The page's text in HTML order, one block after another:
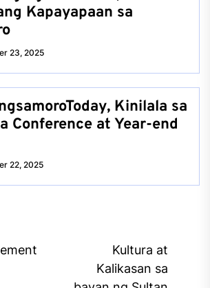
Kapayapaan sa
23, 2025
Kinilala sa
Conference at Year-end
22, 2025
Kultura at
Kalikasan sa